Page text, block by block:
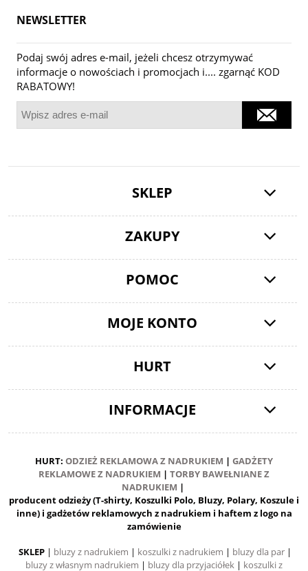
NEWSLETTER
Podaj swój adres e-mail, jeżeli chcesz otrzymywać
informacje o nowościach i promocjach i.... zgarnąć KOD
RABATOWY!
SKLEP
ZAKUPY
POMOC
MOJE KONTO
HURT
INFORMACJE
HURT: ODZIEŻ REKLAMOWA Z NADRUKIEM | GADŻETY
REKLAMOWE Z NADRUKIEM | TORBY BAWEŁNIANE Z
NADRUKIEM |
producent odzieży (T-shirty, Koszulki Polo, Bluzy, Polary, Koszule i
inne) i gadżetów reklamowych z nadrukiem i haftem z logo na
zamówienie
SKLEP | bluzy z nadrukiem | koszulki z nadrukiem | bluzy dla par |
bluzy z własnym nadrukiem | bluzy dla przyjaciółek | koszulki z